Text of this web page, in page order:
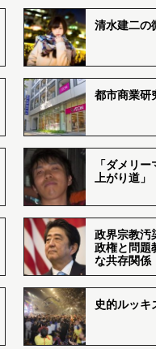
清水建二の
都市商業研
「ダメリ
上がり道」
政界宗教汚
政権と問題
な共存関係
史的ルッキ